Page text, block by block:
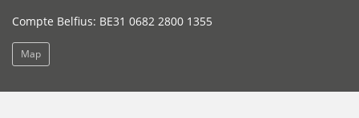
Compte Belfius: BE31 0682 2800 1355
Map